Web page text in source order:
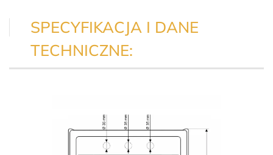
SPECYFIKACJA I DANE
TECHNICZNE: